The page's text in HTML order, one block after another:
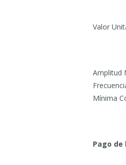
Valor
Amplitud
Mínima
Pago de